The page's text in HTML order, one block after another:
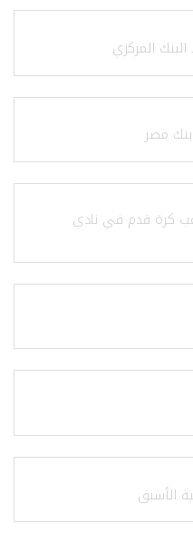
المركزي
مصر
كرة قدم في نادي
الأسبق